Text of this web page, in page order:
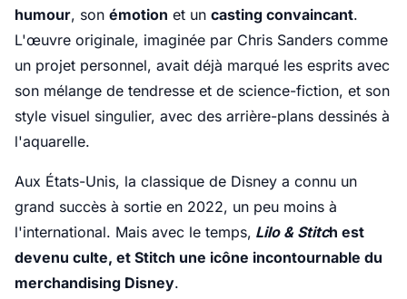
humour, son émotion et un casting convaincant.
L'œuvre originale, imaginée par Chris Sanders comme
un projet personnel, avait déjà marqué les esprits avec
son mélange de tendresse et de science-fiction, et son
style visuel singulier, avec des arrière-plans dessinés à
l'aquarelle.
Aux États-Unis, la classique de Disney a connu un
grand succès à sortie en 2022, un peu moins à
l'international. Mais avec le temps, Lilo & Stitch est
devenu culte, et Stitch une icône incontournable du
merchandising Disney.